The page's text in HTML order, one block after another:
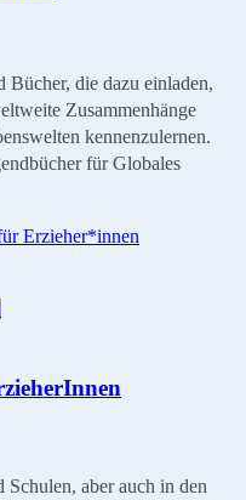
die dazu einladen,
Zusammenhänge
kennenzulernen.
für Globales
aber auch in den